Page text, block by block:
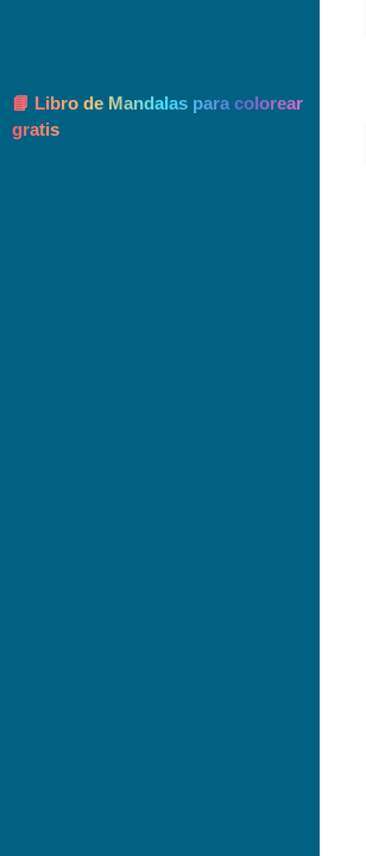
📘 Libro de Mandalas para colorear
gratis